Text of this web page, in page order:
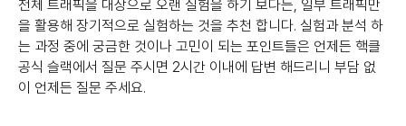
전체 트래픽을 대상으로 오랜 실험을 하기 보다는, 일부 트래픽만
을 활용해 장기적으로 실험하는 것을 추천 합니다. 실험과 분석 하
는 과정 중에 궁금한 것이나 고민이 되는 포인트들은 언제든 핵클
공식 슬랙에서 질문 주시면 2시간 이내에 답변 해드리니 부담 없
이 언제든 질문 주세요.